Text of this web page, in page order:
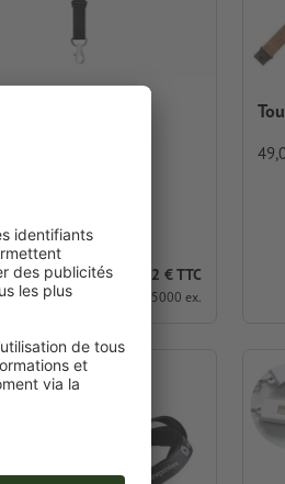
Prix unitaire dès 1,42 € TTC
pour 5000 ex.